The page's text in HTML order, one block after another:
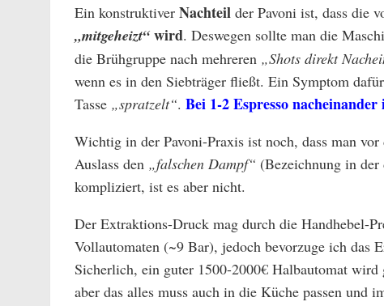
Ein konstruktiver Nachteil der Pavoni ist, dass die
„mitgeheizt“ wird. Deswegen sollte man die
die Brühgruppe nach mehreren „Shots direkt
wenn es in den Siebträger fließt. Ein Symptom
Tasse „spratzelt“. Bei 1-2 Espresso
Wichtig in der Pavoni-Praxis ist noch, dass man
Auslass den „falschen Dampf“ (Bezeichnung in
kompliziert, ist es aber nicht.
Der Extraktions-Druck mag durch die Handhebel-
Vollautomaten (~9 Bar), jedoch bevorzuge ich das
Sicherlich, ein guter 1500-2000€ Halbautomat
aber das alles muss auch in die Küche passen und